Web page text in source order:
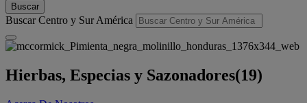
Buscar
Buscar Centro y Sur América
Hierbas, Especias y Sazonadores(19)